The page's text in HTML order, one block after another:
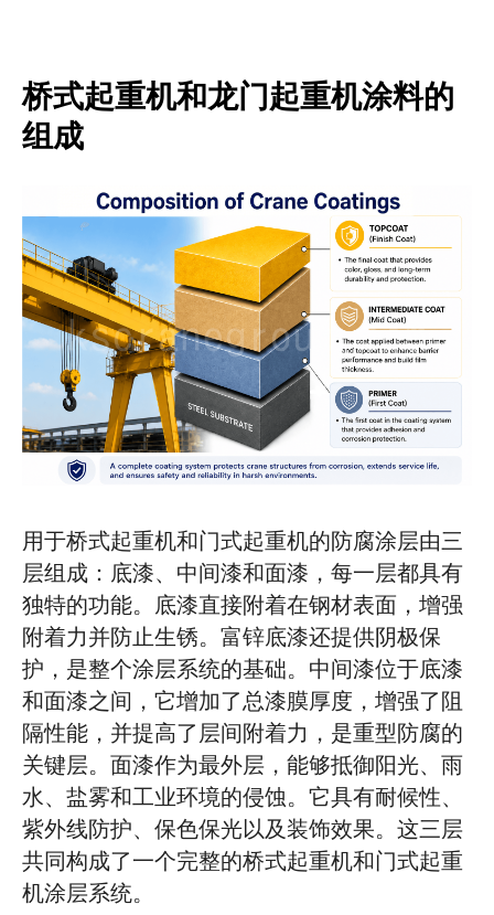
桥式起重机和龙门起重机涂料的
组成
用于桥式起重机和门式起重机的防腐涂层由三
层组成：底漆、中间漆和面漆，每一层都具有
独特的功能。底漆直接附着在钢材表面，增强
附着力并防止生锈。富锌底漆还提供阴极保
护，是整个涂层系统的基础。中间漆位于底漆
和面漆之间，它增加了总漆膜厚度，增强了阻
隔性能，并提高了层间附着力，是重型防腐的
关键层。面漆作为最外层，能够抵御阳光、雨
水、盐雾和工业环境的侵蚀。它具有耐候性、
紫外线防护、保色保光以及装饰效果。这三层
共同构成了一个完整的桥式起重机和门式起重
机涂层系统。